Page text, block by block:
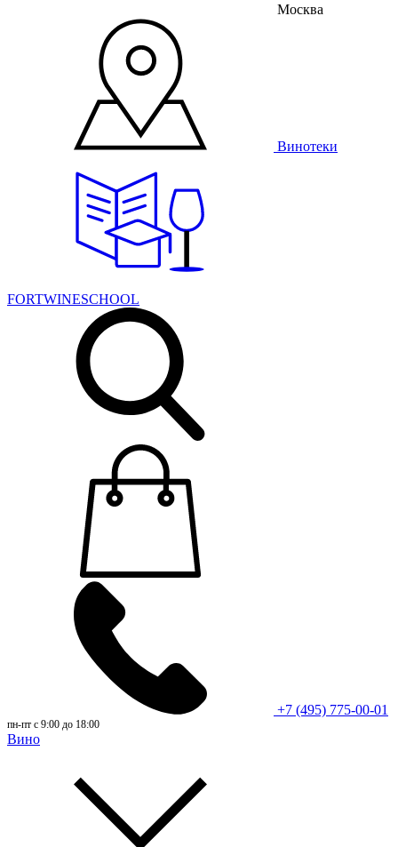
Москва
Винотеки
FORTWINESCHOOL
+7 (495) 775-00-01
пн-пт с 9:00 до 18:00
Вино